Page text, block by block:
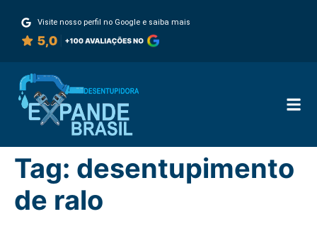
Visite nosso perfil no Google e saiba mais
Tag: desentupimento
de ralo